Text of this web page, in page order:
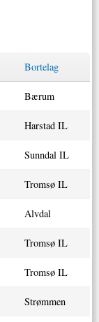
Bortelag
Bærum
Harstad IL
Sunndal IL
Tromsø IL
Alvdal
Tromsø IL
Tromsø IL
Strømmen